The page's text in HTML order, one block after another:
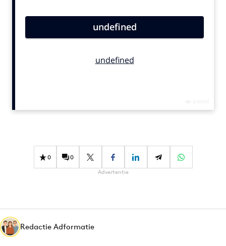
Carriere
Diversiteit
Interne communicatie
Martech
Media
0 0
Advertentie
Redactie Adformatie